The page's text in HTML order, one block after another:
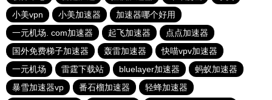
小美vpn
小美加速器
加速器哪个好用
一元机场. com加速器
起飞加速器
点点加速器
国外免费梯子加速器
轰雷加速器
快喵vpv加速器
一元机场
雷霆下载站 bluelayer加速器
蚂蚁加速器
暴雪加速器vp
番石榴加速器
轻蜂加速器